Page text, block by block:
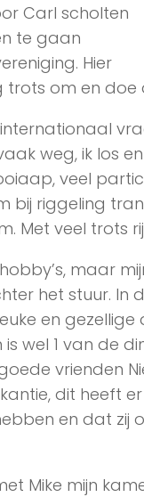
Carl scholten
te gaan
Hier
trots om en
weg, ik los
veel
bij riggeling
Met veel trots
maar
het stuur. In
en
wel 1 van de
vrienden
dit heeft
en dat zij
Mike mijn